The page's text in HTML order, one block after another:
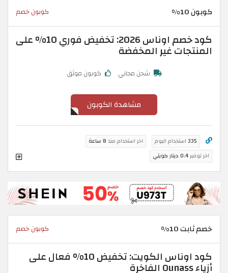
كوبون 10% كوبون خصم
كود خصم اوناس 2026: تخفيض فوري 10% على
المنتجات غير المخفضة
شحن مجاني كوبون موثق
مشاهدة الكوبون
335 استخدام اليوم اخر استخدام منذ 8 ساعة
اخر توفير0.4 دينار كويتي
خصم ثابت 10% كوبون خصم
كود اوناس الكويت: تخفيض 10% فعال على
أزياء Ounass الفاخرة